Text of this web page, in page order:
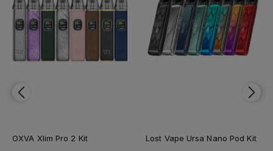
OXVA Xlim Pro 2 Kit Lost Vape Ursa Nano Pod Kit